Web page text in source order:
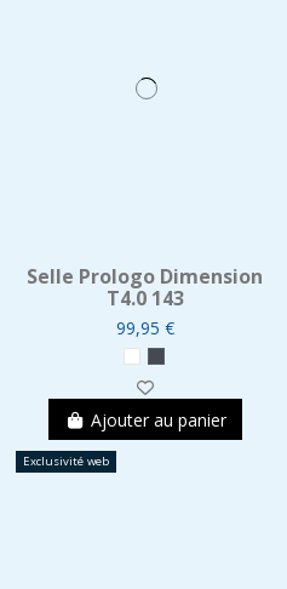
Selle Prologo Dimension
T4.0 143
99,95 €
Ajouter au panier
Exclusivité web